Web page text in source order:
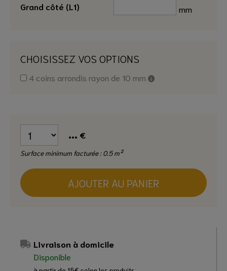
Grand côté (L1)
mm
CHOISISSEZ VOS OPTIONS
4 coins arrondis rayon de 10 mm
... €
Surface minimum facturée : 0.5 m²
AJOUTER AU PANIER
Livraison à domicile
Disponible